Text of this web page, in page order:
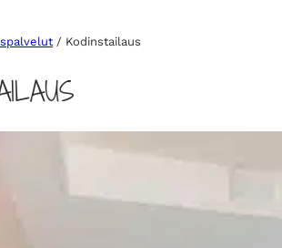
/ Kodinstailaus